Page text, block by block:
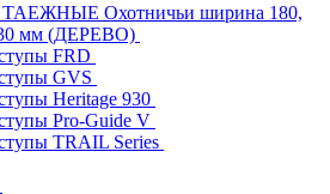
Охотничьи ширина 180,
мм (ДЕРЕВО)
FRD
GVS
Heritage 930
Pro-Guide V
TRAIL Series